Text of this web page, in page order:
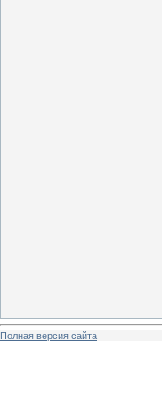
Полная версия сайта